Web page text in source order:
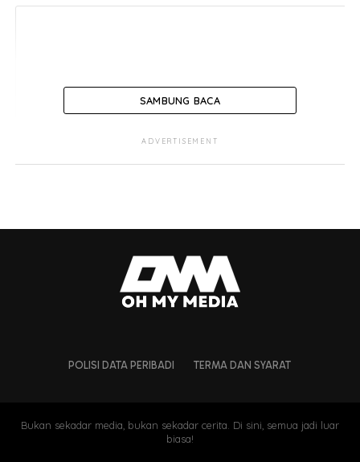
SAMBUNG BACA
ADVERTISEMENT
POLISI DATA PERIBADI TERMA DAN SYARAT
Bukan sekadar media, bukan sekadar cerita. Di sini, semua jadi luar
biasa!